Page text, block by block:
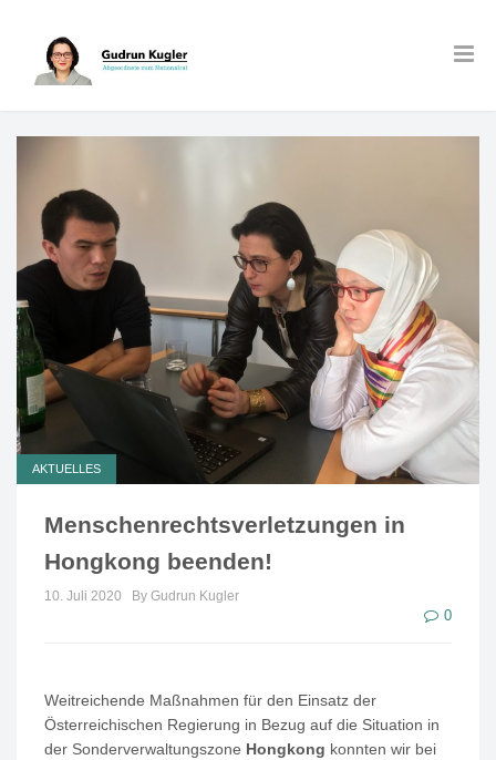
AKTUELLES
Menschenrechtsverletzungen in
Hongkong beenden!
10. Juli 2020 By Gudrun Kugler
0
Weitreichende Maßnahmen für den Einsatz der
Österreichischen Regierung in Bezug auf die Situation in
der Sonderverwaltungszone Hongkong konnten wir bei